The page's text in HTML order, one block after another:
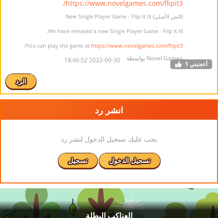
https://www.novelgames.com/flipit3/
(النص الأصلي) New Single Player Game - Flip It III
We have released a new Single Player Game - Flip It III.
You can play the game at https://www.novelgames.com/flipit3/
Novel Games بواسطة 2022-09-30 18:46:52 أعجبني 1
الرد
انشر رد
يجب عليك تسجيل الدخول لنشر رد
تسجيل الدخول تسجيل